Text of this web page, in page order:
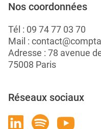
Nos coordonnées
Tél : 09 74 77 03 70
Mail :
Adresse : 78 avenue
75008 Paris
Réseaux sociaux